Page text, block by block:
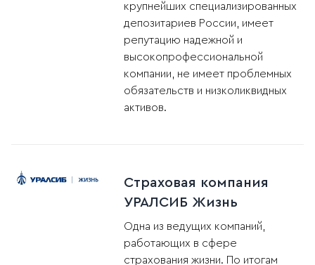
крупнейших специализированных
депозитариев России, имеет
репутацию надежной и
высокопрофессиональной
компании, не имеет проблемных
обязательств и низколиквидных
активов.
Страховая компания
УРАЛСИБ Жизнь
Одна из ведущих компаний,
работающих в сфере
страхования жизни. По итогам